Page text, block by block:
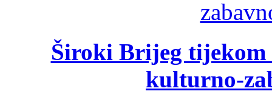
Široki Brijeg tijekom
kulturno-